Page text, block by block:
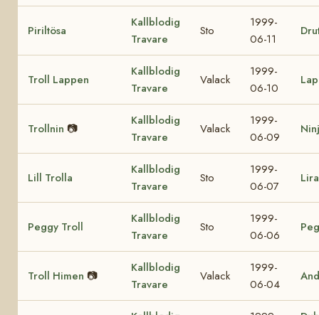
Piriltösa
Kallblodig
Travare
Sto
1999-
06-11
Troll Lappen
Kallblodig
Travare
Valack
1999-
06-10
Trollnin 📷
Kallblodig
Travare
Valack
1999-
06-09
Lill Trolla
Kallblodig
Travare
Sto
1999-
06-07
Peggy Troll
Kallblodig
Travare
Sto
1999-
06-06
Troll Himen 📷
Kallblodig
Travare
Valack
1999-
06-04